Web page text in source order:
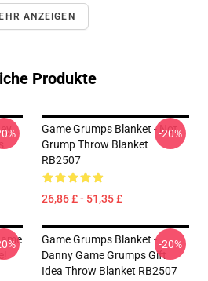
ANZEIGEN
Produkte
Game Grumps Blanket - Not
Grump Throw Blanket
RB2507
26,86 £ - 51,35 £
-20%
Game Grumps Blanket -
Danny Game Grumps Gift
Idea Throw Blanket RB2507
-20%